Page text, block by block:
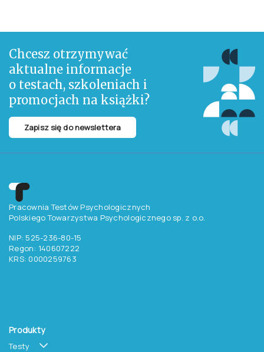
Chcesz otrzymywać
aktualne informacje
o testach, szkoleniach i
promocjach na książki?
Zapisz się do newslettera
Pracownia Testów Psychologicznych
Polskiego Towarzystwa Psychologicznego sp. z o.o.
NIP: 525-236-80-15
Regon: 140607222
KRS: 0000259763
Produkty
Testy